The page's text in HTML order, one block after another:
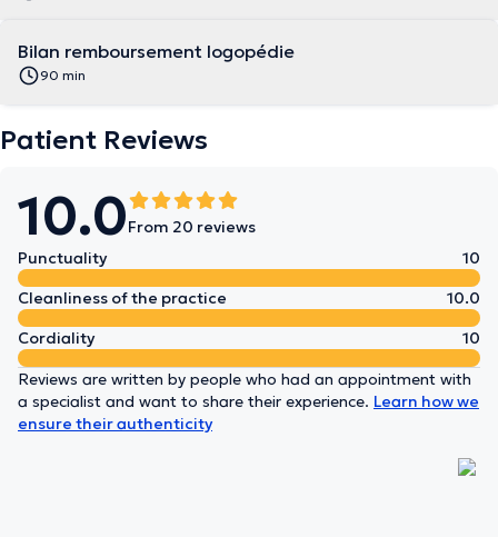
Bilan remboursement logopédie
90 min
Patient Reviews
10.0From 20 reviews
Punctuality
10
Cleanliness of the practice
10.0
Cordiality
10
Reviews are written by people who had an appointment with
a specialist and want to share their experience. Learn how we
ensure their authenticity